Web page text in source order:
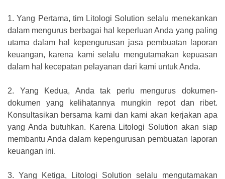
1. Yang Pertama, tim Litologi Solution selalu menekankan
dalam mengurus berbagai hal keperluan Anda yang paling
utama dalam hal kepengurusan jasa pembuatan laporan
keuangan, karena kami selalu mengutamakan kepuasan
dalam hal kecepatan pelayanan dari kami untuk Anda.
2.
Yang Kedua, Anda tak perlu mengurus dokumen-
dokumen yang kelihatannya mungkin repot dan ribet.
Konsultasikan bersama kami dan kami akan kerjakan apa
yang Anda butuhkan. Karena Litologi Solution akan siap
membantu Anda dalam kepengurusan pembuatan laporan
keuangan ini.
3. Yang Ketiga, Litologi Solution selalu mengutamakan